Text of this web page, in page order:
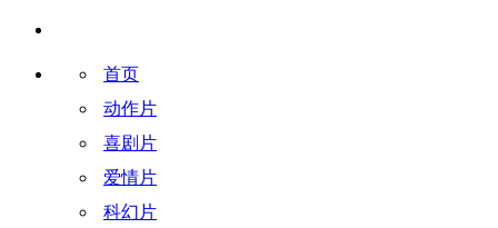
首页
动作片
喜剧片
爱情片
科幻片